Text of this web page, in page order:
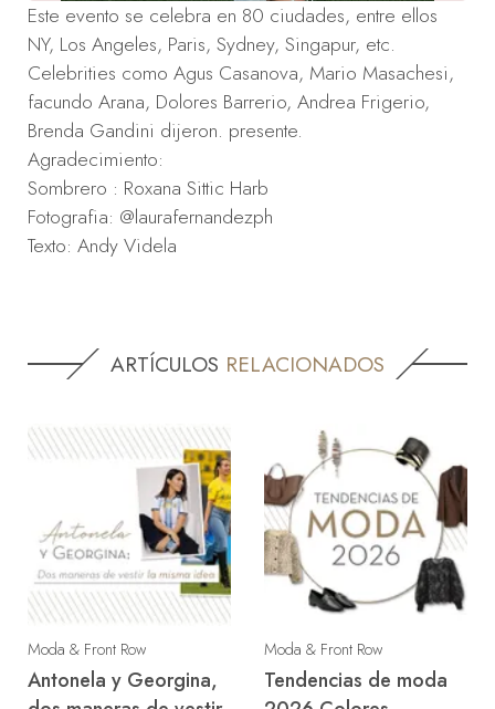
Este evento se celebra en 80 ciudades, entre ellos
NY, Los Angeles, Paris, Sydney, Singapur, etc.
Celebrities como Agus Casanova, Mario Masachesi,
facundo Arana, Dolores Barrerio, Andrea Frigerio,
Brenda Gandini dijeron. presente.
Agradecimiento:
Sombrero : Roxana Sittic Harb
Fotografia: @laurafernandezph
Texto: Andy Videla
ARTÍCULOS RELACIONADOS
Moda & Front Row
Antonela y Georgina,
Moda & Front Row
Tendencias de moda